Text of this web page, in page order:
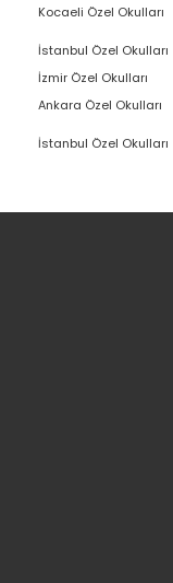
Kocaeli Özel Okulları
İstanbul Özel Okulları
İzmir Özel Okulları
Ankara Özel Okulları
İstanbul Özel Okulları